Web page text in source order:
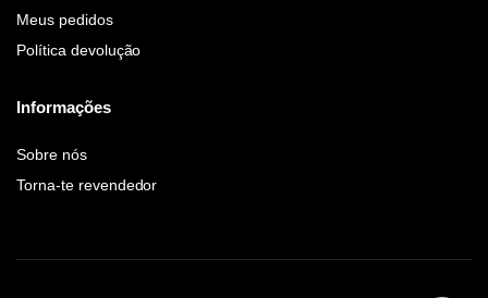
Meus pedidos
Política devolução
Informações
Sobre nós
Torna-te revendedor